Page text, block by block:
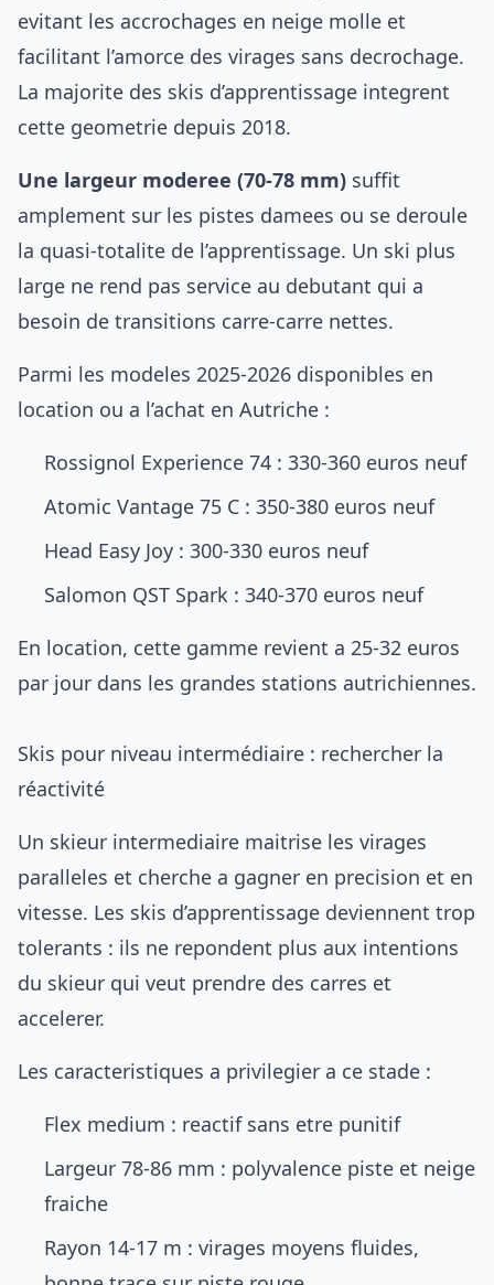
evitant les accrochages en neige molle et
facilitant l’amorce des virages sans decrochage.
La majorite des skis d’apprentissage integrent
cette geometrie depuis 2018.
Une largeur moderee (70-78 mm) suffit
amplement sur les pistes damees ou se deroule
la quasi-totalite de l’apprentissage. Un ski plus
large ne rend pas service au debutant qui a
besoin de transitions carre-carre nettes.
Parmi les modeles 2025-2026 disponibles en
location ou a l’achat en Autriche :
Rossignol Experience 74 : 330-360 euros neuf
Atomic Vantage 75 C : 350-380 euros neuf
Head Easy Joy : 300-330 euros neuf
Salomon QST Spark : 340-370 euros neuf
En location, cette gamme revient a 25-32 euros
par jour dans les grandes stations autrichiennes.
Skis pour niveau intermédiaire : rechercher la
réactivité
Un skieur intermediaire maitrise les virages
paralleles et cherche a gagner en precision et en
vitesse. Les skis d’apprentissage deviennent trop
tolerants : ils ne repondent plus aux intentions
du skieur qui veut prendre des carres et
accelerer.
Les caracteristiques a privilegier a ce stade :
Flex medium : reactif sans etre punitif
Largeur 78-86 mm : polyvalence piste et neige
fraiche
Rayon 14-17 m : virages moyens fluides,